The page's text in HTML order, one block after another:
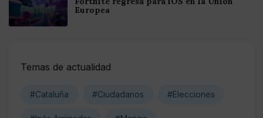
Europea
Temas de actualidad
#Cataluña #Ciudadanos #Elecciones